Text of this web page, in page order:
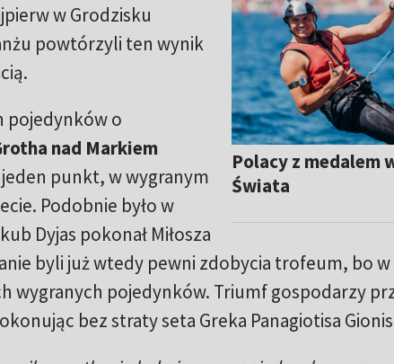
Polacy z medalem
Świata
w Grodzisku
powtórzyli ten wynik
pojedynków o
nad Markiem
punkt, w wygranym
Podobnie było w
Dyjas pokonał Miłosza
byli już wtedy pewni zdobycia trofeum, bo w
wygranych pojedynków. Triumf gospodarzy
bez straty seta Greka Panagiotisa